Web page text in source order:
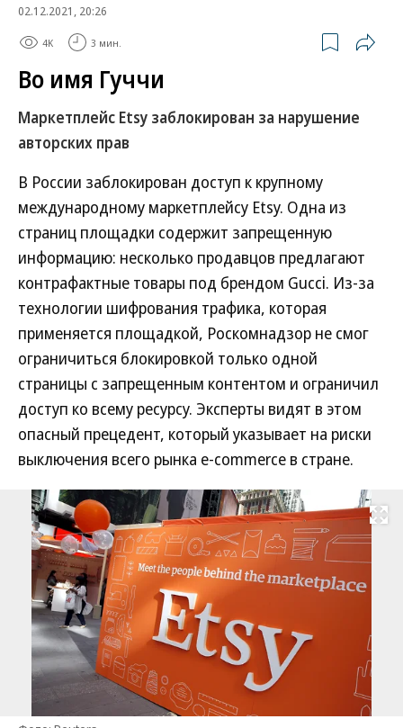
02.12.2021, 20:26
4K 3 мин.
Во имя Гуччи
Маркетплейс Etsy заблокирован за нарушение
авторских прав
В России заблокирован доступ к крупному
международному маркетплейсу Etsy. Одна из
страниц площадки содержит запрещенную
информацию: несколько продавцов предлагают
контрафактные товары под брендом Gucci. Из-за
технологии шифрования трафика, которая
применяется площадкой, Роскомнадзор не смог
ограничиться блокировкой только одной
страницы с запрещенным контентом и ограничил
доступ ко всему ресурсу. Эксперты видят в этом
опасный прецедент, который указывает на риски
выключения всего рынка e-commerce в стране.
Развернуть